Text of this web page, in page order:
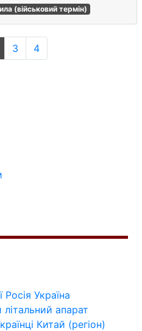
(військовий термін)
3 4
Росія Україна
літальний апарат
Китай (регіон)